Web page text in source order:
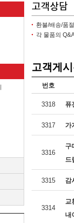
환불/배송/품
각 물품의
고객게
번호
3318 퓨
3317 가
3316
구
드
3315 감
3314
교
내